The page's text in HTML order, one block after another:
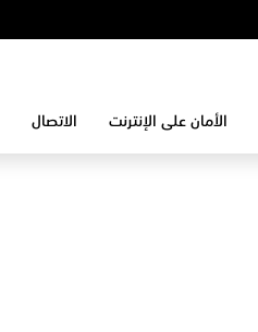
الأمان على الإنترنت الاتصال